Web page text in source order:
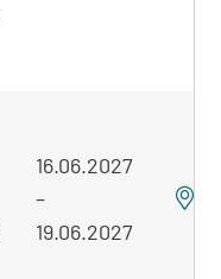
16.06.2027
–
19.06.2027